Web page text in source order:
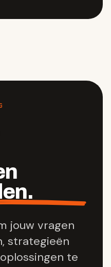
jouw vragen
strategieën
te